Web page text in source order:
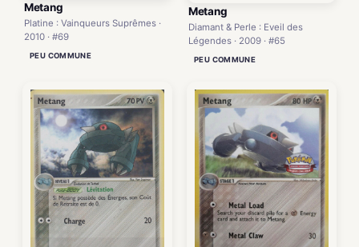
Metang
Platine : Vainqueurs Suprêmes ·
2010 · #69
PEU COMMUNE
Metang
Diamant & Perle : Eveil des
Légendes · 2009 · #65
PEU COMMUNE